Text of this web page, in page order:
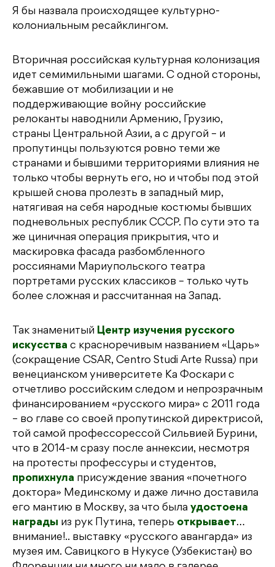
Я бы назвала происходящее культурно-
колониальным ресайклингом.
Вторичная российская культурная колонизация
идет семимильными шагами. С одной стороны,
бежавшие от мобилизации и не
поддерживающие войну российские
релоканты наводнили Армению, Грузию,
страны Центральной Азии, а с другой – и
пропутинцы пользуются ровно теми же
странами и бывшими территориями влияния не
только чтобы вернуть его, но и чтобы под этой
крышей снова пролезть в западный мир,
натягивая на себя народные костюмы бывших
подневольных республик СССР. По сути это та
же циничная операция прикрытия, что и
маскировка фасада разбомбленного
россиянами Мариупольского театра
портретами русских классиков – только чуть
более сложная и рассчитанная на Запад.
Так знаменитый Центр изучения русского
искусства с красноречивым названием «Царь»
(сокращение CSAR, Centro Studi Arte Russa) при
венецианском университете Ка Фоскари с
отчетливо российским следом и непрозрачным
финансированием «русского мира» с 2011 года
– во главе со своей пропутинской директрисой,
той самой профессорессой Сильвией Бурини,
что в 2014-м сразу после аннексии, несмотря
на протесты профессуры и студентов,
пропихнула присуждение звания «почетного
доктора» Мединскому и даже лично доставила
его мантию в Москву, за что была удостоена
награды из рук Путина, теперь открывает…
внимание!.. выставку «русского авангарда» из
музея им. Савицкого в Нукусе (Узбекистан) во